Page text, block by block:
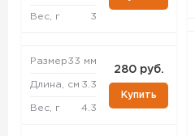
Вес, г 3
Размер33 мм
Длина, см 3.3
Вес, г 4.3
280 руб.
Купить